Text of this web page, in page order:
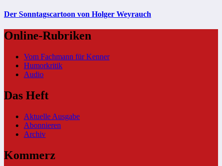
Der Sonntagscartoon von Holger Weyrauch
Online-Rubriken
Vom Fachmann für Kenner
Humorkritik
Audio
Das Heft
Aktuelle Ausgabe
Abonnieren
Archiv
Kommerz